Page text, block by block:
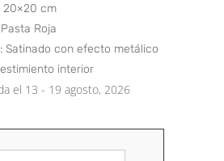
20×20 cm
Roja
Satinado con efecto metálico
interior
el 13 - 19 agosto, 2026